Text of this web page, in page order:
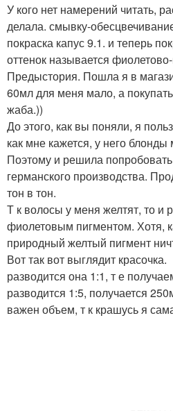
У кого нет намерений читать,
делала. смывку-
покраска капус 9.1. и теперь
оттенок называется
Предыстория. Пошла я в
60мл для меня мало, а
жаба.))
До этого, как вы поняли, я
как мне кажется, у него
Поэтому и решила
германского производства.
тон в тон.
Т к волосы у меня желтят, то и
фиолетовым пигментом. Хотя,
природный желтый пигмент
Вот так вот выглядит красочка.
разводится она 1:1, т е
разводится 1:5, получается
важен объем, т к крашусь я